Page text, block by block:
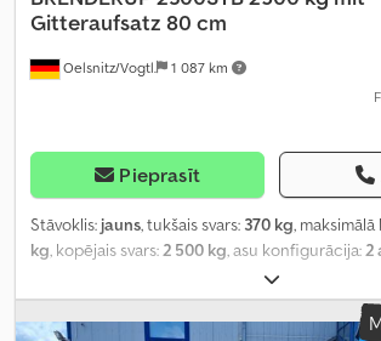
Oelsnitz/Vogtl. 1 087 km
Gitteraufsatz 80 cm
Pieprasīt
Stāvoklis: jauns, tukšais svars: 370 kg,
kg, kopējais svars:2 500 kg, asu konfigurācija:2
, iekraušanas vietas platums:
iekraušanas telpas augstums:900 mm,
mm, kopējais platums:2 040 mm, riepas izmērs: